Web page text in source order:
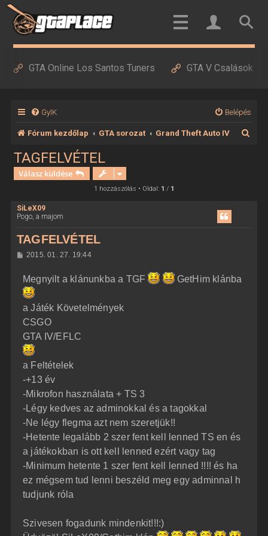
GTA Online Los Santos Tuners GTA V Csalások
GyIK Belépés
Fórum kezdőlap GTA sorozat Grand Theft Auto IV
TAGFELVÉTEL
Válasz küldése
1 hozzászólás • Oldal: 1 / 1
SiLeX09
Pogo, a majom
TAGFELVÉTEL
H
z
á
s
z
ó
l
s
2015. 01. 27. 19:44
Megnyilt a klánunkba a TGF GetHim klánba
a Játék Követelmények
CSGO
GTA IV/EFLC
a Feltételek
-+13 év
-Mikrofon használata + TS 3
-Légy kedves az adminokkal és a tagokkal
-Ne légy flegma azt nem szeretjük!!
-Hetente legalább 2 szer fent kell lenned TS en és
a játékokban is ott kell lenned ezért vagy tag
-Minimum hetente 1 szer fent kell lenned !!!! és ha
ez mégsem tud lenni beszéld meg egy adminnal h
tudjunk róla
Szivesen fogadunk mindenkit!!!:)